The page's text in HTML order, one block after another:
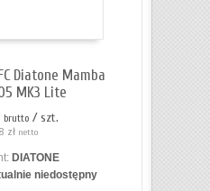
Diatone Mamba
MK3 Lite
brutto / szt.
zł netto
DIATONE
niedostępny